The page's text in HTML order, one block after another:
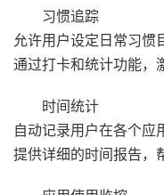
习惯追踪
允许用户设定日常习惯
通过打卡和统计功能，
时间统计
自动记录用户在各个应
提供详细的时间报告，